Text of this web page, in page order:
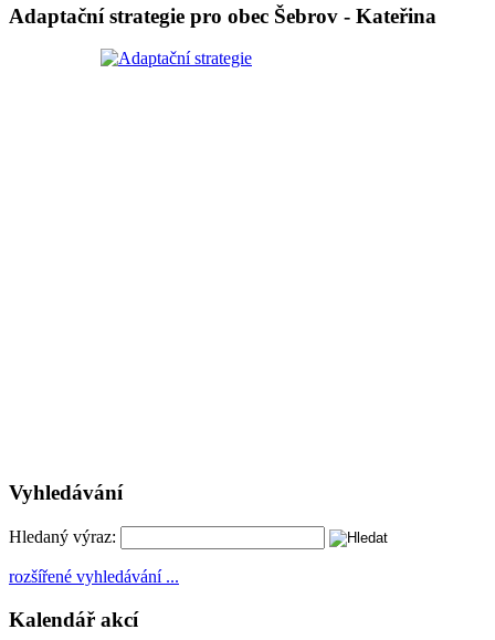
Adaptační strategie pro obec Šebrov - Kateřina
Vyhledávání
Hledaný výraz:
rozšířené vyhledávání ...
Kalendář akcí